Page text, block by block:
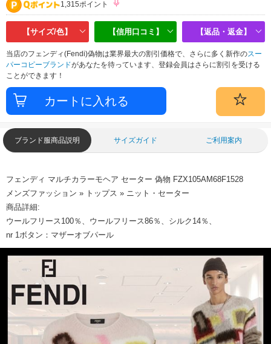
1,315ポイント
【サイズ/色】 【信用口コミ】 【返品・返金】
当店のフェンディ(Fendi)偽物は業界最大の割引価格で、さらに多く新作のスー
パーコピーブランドがあなたを待っています、登録会員はさらに割引を受ける
ことができます！
ブランド服商品説明 サイズガイド ご利用案内
フェンディ マルチカラーモヘア セーター 偽物 FZX105AM68F1528
メンズファッション » トップス » ニット・セーター
商品詳細:
ウールフリース100％、ウールフリース86％、シルク14％、
nr 1ボタン：マザーオブパール